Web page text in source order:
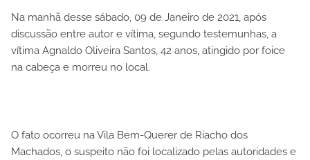
Na manhã desse sábado, 09 de Janeiro de 2021, após
discussão entre autor e vítima, segundo testemunhas, a
vítima Agnaldo Oliveira Santos, 42 anos, atingido por foice
na cabeça e morreu no local.
O fato ocorreu na Vila Bem-Querer de Riacho dos
Machados, o suspeito não foi localizado pelas autoridades e